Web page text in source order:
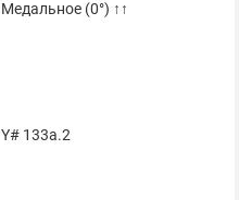
Медальное (0°) ↑↑
Y# 133a.2